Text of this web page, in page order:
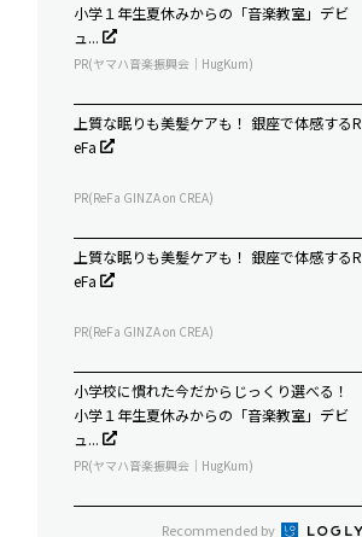
小学１年生夏休みからの「音楽教室」デビ
ュ...
PR(ヤマハ音楽振興会｜HugKum)
上質な眠りも美髪ケアも！ 銀座で体感するR
eFa
PR(ReFa GINZA on CREA)
上質な眠りも美髪ケアも！ 銀座で体感するR
eFa
PR(ReFa GINZA on CREA)
小学校に慣れた今だからじっくり選べる！
小学１年生夏休みからの「音楽教室」デビ
ュ...
PR(ヤマハ音楽振興会｜HugKum)
Recommended by